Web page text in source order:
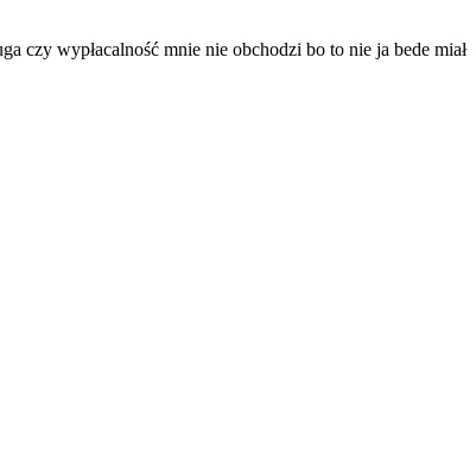
czy wypłacalność mnie nie obchodzi bo to nie ja bede miał